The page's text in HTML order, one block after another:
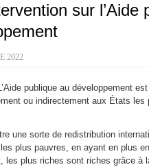
sur l’Aide
2022
publique au développement
ou indirectement aux États les
une sorte de redistribution
plus pauvres, en ayant en plus
les plus riches sont riches grâce à